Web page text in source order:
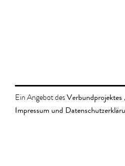
Ein Angebot des
Impressum und